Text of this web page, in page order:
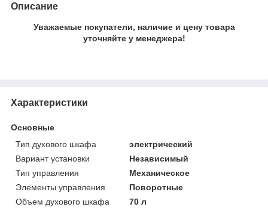
Описание
Уважаемые покупатели, наличие и цену товара
уточняйте у менеджера!
Характеристики
Основные
Тип духового шкафа
электрический
Вариант установки
Независимый
Тип управления
Механическое
Элементы управления
Поворотные
Объем духового шкафа
70 л